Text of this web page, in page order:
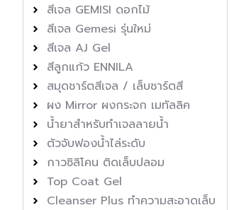
สีเจล GEMISI ดอกไม้
สีเจล Gemesi รุ่นใหม่
สีเจล AJ Gel
สีลูกแก้ว ENNILA
สมุดชาร์ตสีเจล / เล็บชาร์ตสี
ผง Mirror ผงกระจก เมทัลลิค
น้ำยาสำหรับทำเจลลายน้ำ
ตัวจับฟองน้ำไล่ระดับ
กาวซิลิโคน ติดเล็บปลอม
Top Coat Gel
Cleanser Plus ทำความสะอาดเล็บ